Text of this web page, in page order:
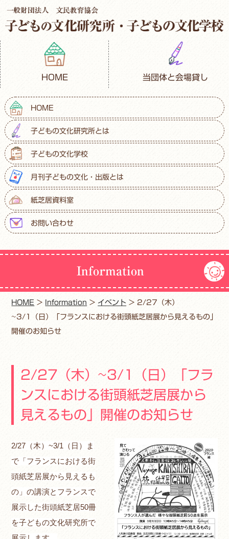
HOME 当団体と会場貸し
HOME
子どもの文化研究所とは
子どもの文化学校
月刊子どもの文化・出版とは
紙芝居資料室
お問い合わせ
Information
HOME > Information > イベント > 2/27（木）
~3/1（日）「フランスにおける街頭紙芝居展から見えるもの」
開催のお知らせ
2/27（木）~3/1（日）「フラ
ンスにおける街頭紙芝居展から
見えるもの」開催のお知らせ
2/27（木）~3/1（日）ま
で「フランスにおける街
頭紙芝居展から見えるも
の」の講演とフランスで
展示した街頭紙芝居50冊
を子どもの文化研究所で